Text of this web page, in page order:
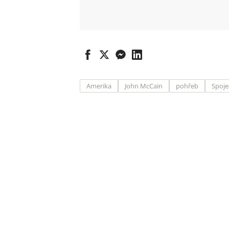
Amerika John McCain pohřeb